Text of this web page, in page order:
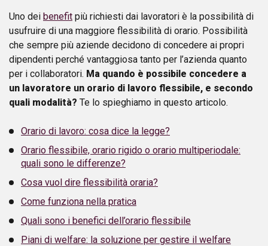
Uno dei benefit più richiesti dai lavoratori è la possibilità di
usufruire di una maggiore flessibilità di orario. Possibilità
che sempre più aziende decidono di concedere ai propri
dipendenti perché vantaggiosa tanto per l’azienda quanto
per i collaboratori. Ma quando è possibile concedere a
un lavoratore un orario di lavoro flessibile, e secondo
quali modalità? Te lo spieghiamo in questo articolo.
Orario di lavoro: cosa dice la legge?
Orario flessibile, orario rigido o orario multiperiodale:
quali sono le differenze?
Cosa vuol dire flessibilità oraria?
Come funziona nella pratica
Quali sono i benefici dell’orario flessibile
Piani di welfare: la soluzione per gestire il welfare